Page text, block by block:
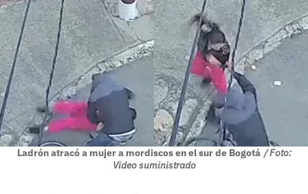
Ladrón atracó a mujer a mordiscos en el sur de Bogotá / Foto:
Video suministrado